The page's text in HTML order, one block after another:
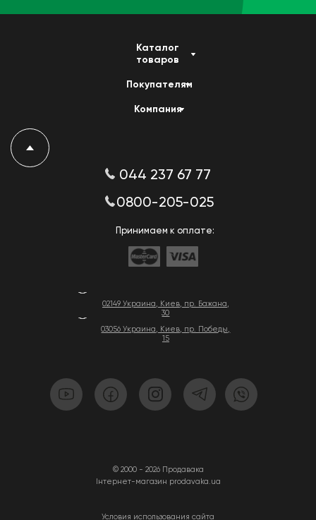
02149 Украина, Киев, пр. Бажана,
30
03056 Украина, Киев, пр. Победы,
15
© 2000 - 2026 Продавака
Інтернет-магазин prodavaka.ua
Условия использования сайта
Каталог
товаров
Покупателям
Компания
044 237 67 77
0800-205-025
Принимаем к оплате: